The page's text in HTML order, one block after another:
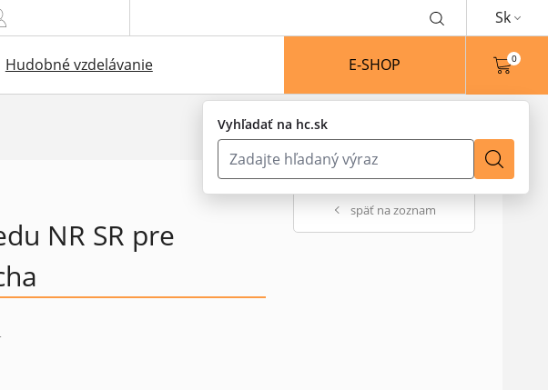
Vyhľadať na hc.sk
Sk
Hudobné vzdelávanie E-SHOP 0
NR SR pre
späť na zoznam